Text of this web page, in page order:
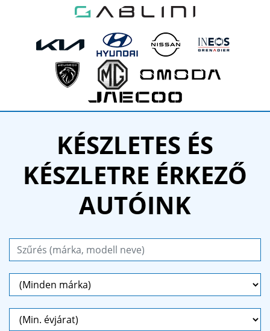
KÉSZLETES ÉS
KÉSZLETRE ÉRKEZŐ
AUTÓINK